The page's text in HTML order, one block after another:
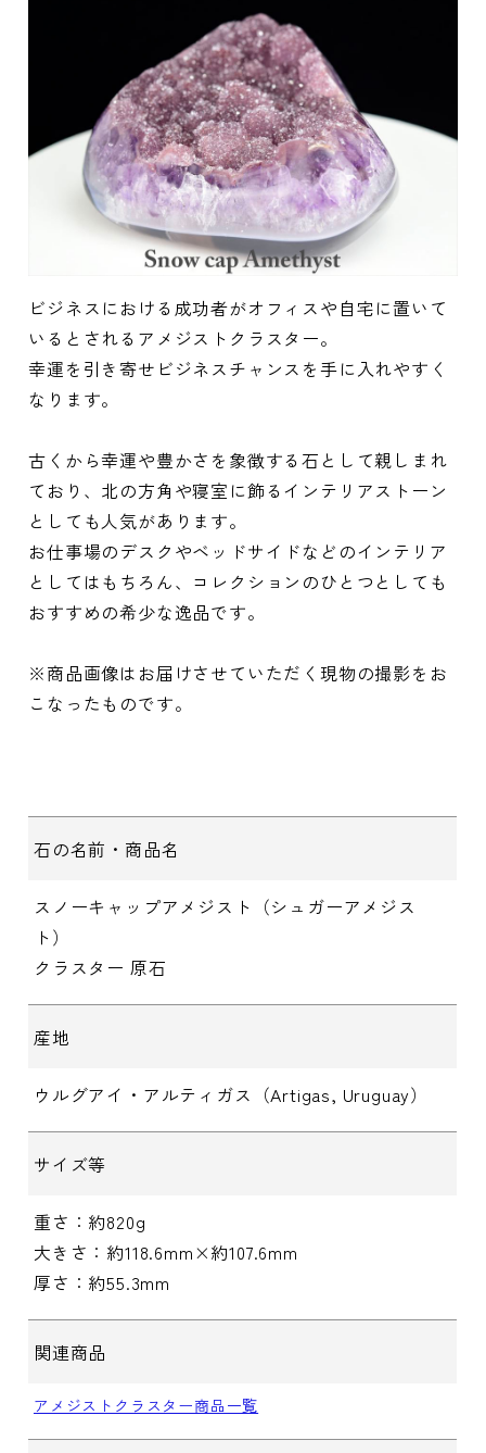
ビジネスにおける成功者がオフィスや自宅に置いて
いるとされるアメジストクラスター。
幸運を引き寄せビジネスチャンスを手に入れやすく
なります。
古くから幸運や豊かさを象徴する石として親しまれ
ており、北の方角や寝室に飾るインテリアストーン
としても人気があります。
お仕事場のデスクやベッドサイドなどのインテリア
としてはもちろん、コレクションのひとつとしても
おすすめの希少な逸品です。
※商品画像はお届けさせていただく現物の撮影をお
こなったものです。
石の名前・商品名
スノーキャップアメジスト（シュガーアメジス
ト）
クラスター 原石
産地
ウルグアイ・アルティガス（Artigas, Uruguay）
サイズ等
重さ：約820g
大きさ：約118.6mm×約107.6mm
厚さ：約55.3mm
関連商品
アメジストクラスター商品一覧